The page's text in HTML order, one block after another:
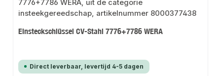
Einsteckschlüssel CV-Stahl 7776+7786 WERA
Direct leverbaar, levertijd 4-5 dagen